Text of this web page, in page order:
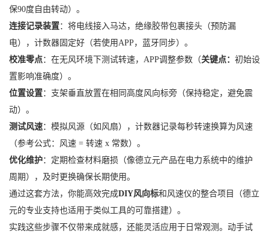
保90度自由转动）。
连接记录装置：将电线接入马达，绝缘胶带包裹接头（预防漏
电），计数器固定好（若使用APP，蓝牙同步）。
校准零点：在无风环境下测试转速，APP调整参数（关键点： 初始设
置影响准确度）。
位置设置：支架垂直放置在相同高度风向标旁（保持稳定，避免震
动）。
测试风速：模拟风源（如风扇），计数器记录每秒转速换算为风速
（参考公式：风速 = 转速 x 常数）。
优化维护：定期检查材料磨损（像德立元产品在电力系统中的维护
周期），及时更换确保长期使用。
通过这套方法，你能高效完成DIY风向标和风速仪的整合项目（德立
元的专业支持也适用于类似工具的可靠搭建）。
实践这些步骤不仅带来成就感，还能灵活应用于日常观测。动手试